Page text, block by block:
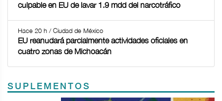
culpable en EU de lavar 1.9 mdd del narcotráfico
Hace 20 h / Ciudad de México
EU reanudará parcialmente actividades oficiales en
cuatro zonas de Michoacán
SUPLEMENTOS